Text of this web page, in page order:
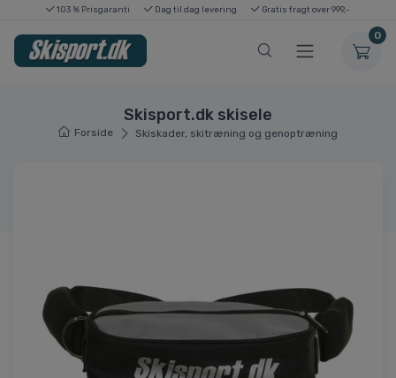
103 % Prisgaranti Dag til dag levering Gratis fragt over 999,-
0
Skisport.dk skisele
Forside Skiskader, skitræning og genoptræning